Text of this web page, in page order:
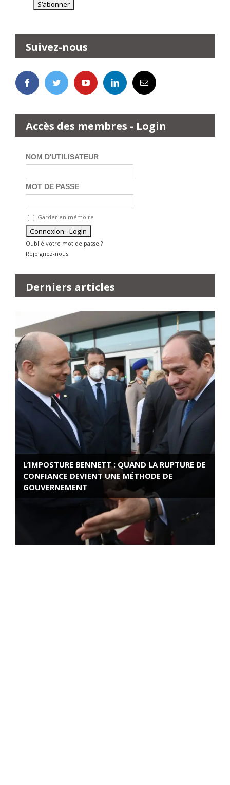
Suivez-nous
Accès des membres - Login
NOM D'UTILISATEUR
MOT DE PASSE
Garder en mémoire
Oublié votre mot de passe ?
Rejoignez-nous
Derniers articles
L’IMPOSTURE BENNETT : QUAND LA RUPTURE DE
CONFIANCE DEVIENT UNE MÉTHODE DE
GOUVERNEMENT
ROSE VALLAND, HEROÏNE DE LA RESISTANCE